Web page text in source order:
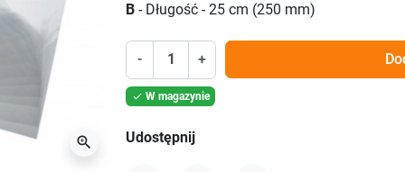
zoom_in
B - Długość - 25 cm (250 mm)
- +
 W magazynie
Udostępnij